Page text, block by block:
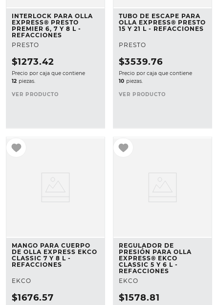
INTERLOCK PARA OLLA
EXPRESS® PRESTO
PREMIER 6, 7 Y 8 L -
REFACCIONES
PRESTO
$1273.42
Precio por caja que contiene
12 piezas.
VER PRODUCTO
TUBO DE ESCAPE PARA
OLLA EXPRESS® PRESTO
15 Y 21 L - REFACCIONES
PRESTO
$3539.76
Precio por caja que contiene
10 piezas.
VER PRODUCTO
MANGO PARA CUERPO
DE OLLA EXPRESS EKCO
CLASSIC 7 Y 8 L -
REFACCIONES
EKCO
$1676.57
REGULADOR DE
PRESIÓN PARA OLLA
EXPRESS® EKCO
CLASSIC 5 Y 6 L -
REFACCIONES
EKCO
$1578.81